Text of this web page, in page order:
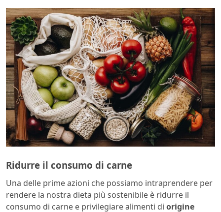
Ridurre il consumo di carne
Una delle prime azioni che possiamo intraprendere per
rendere la nostra dieta più sostenibile è ridurre il
consumo di carne e privilegiare alimenti di origine